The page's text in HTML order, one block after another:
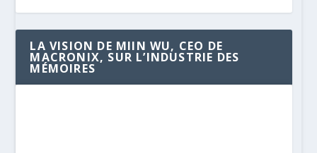
LA VISION DE MIIN WU, CEO DE
MACRONIX, SUR L’INDUSTRIE DES
MÉMOIRES